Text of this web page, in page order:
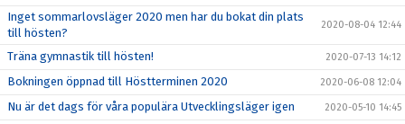
Inget sommarlovsläger 2020 men har du bokat din plats
till hösten?
2020-08-04 12:44
Träna gymnastik till hösten! 2020-07-13 14:12
Bokningen öppnad till Höstterminen 2020 2020-06-08 12:04
Nu är det dags för våra populära Utvecklingsläger igen 2020-05-10 14:45